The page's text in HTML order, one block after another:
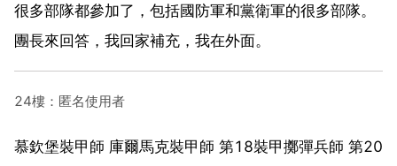
很多部隊都參加了，包括國防軍和黨衛軍的很多部隊。
團長來回答，我回家補充，我在外面。
24樓：匿名使用者
慕欽堡裝甲師 庫爾馬克裝甲師 第18裝甲擲彈兵師 第20